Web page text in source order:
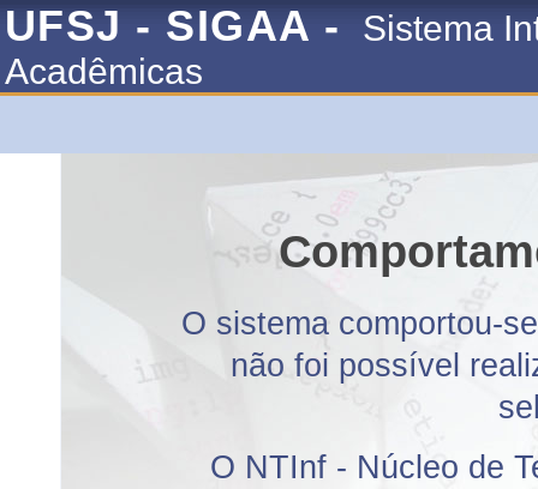
UFSJ - SIGAA -
Sistema
Acadêmicas
O sistema comportou-
não foi possível
O NTInf - Núcleo de